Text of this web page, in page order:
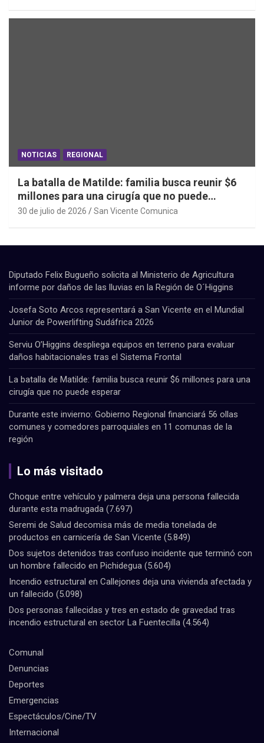
NOTICIAS REGIONAL
La batalla de Matilde: familia busca reunir $6
millones para una cirugía que no puede
esperar
30 de julio de 2026 San Vicente Comunica
Diputado Felix Bugueño solicita al Ministerio de Agricultura
informe por daños de las lluvias en la Región de O´Higgins
Josefa Soto Arcos representará a San Vicente en el Mundial
Junior de Powerlifting Sudáfrica 2026
Serviu O’Higgins despliega equipos en terreno para evaluar
daños habitacionales tras el Sistema Frontal
La batalla de Matilde: familia busca reunir $6 millones para una
cirugía que no puede esperar
Durante este invierno: Gobierno Regional financiará 56 ollas
comunes y comedores parroquiales en 11 comunas de la
región
Lo más visitado
Choque entre vehículo y palmera deja una persona fallecida
durante esta madrugada (7.697)
Seremi de Salud decomisa más de media tonelada de
productos en carnicería de San Vicente (5.849)
Dos sujetos detenidos tras confuso incidente que terminó con
un hombre fallecido en Pichidegua (5.604)
Incendio estructural en Callejones deja una vivienda afectada y
un fallecido (5.098)
Dos personas fallecidas y tres en estado de gravedad tras
incendio estructural en sector La Fuentecilla (4.564)
Comunal
Denuncias
Deportes
Emergencias
Espectáculos/Cine/TV
Internacional